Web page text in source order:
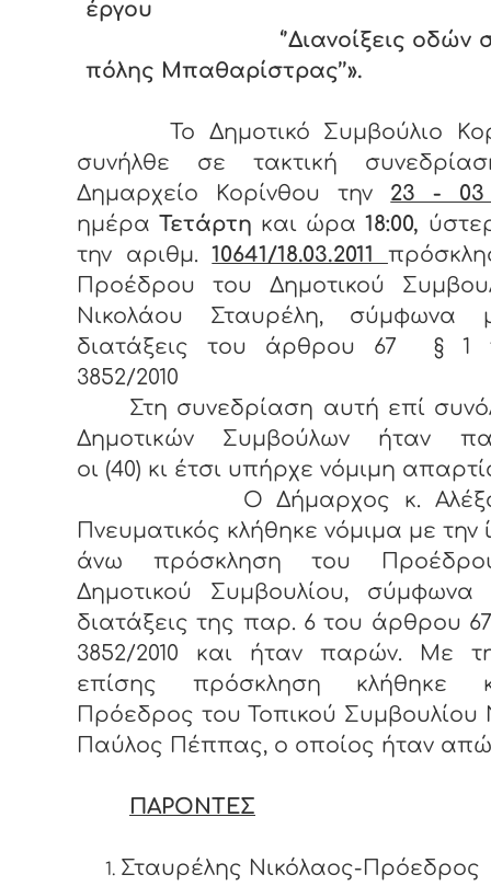
έργου
‘’Διανοίξεις οδών
πόλης Μπαθαρίστρας’’».
Το Δημοτικό Συμβούλιο
συνήλθε σε τακτική
Δημαρχείο Κορίνθου την 23 - 03
ημέραΤετάρτη και ώρα18:00,
την αριθμ.10641/18.03.2011
Προέδρου του Δημοτικού
Νικολάου Σταυρέλη, σύμφωνα
διατάξεις του άρθρου 67 § 1
3852/2010
Στη συνεδρίαση αυτή επί
Δημοτικών Συμβούλων ήταν
οι (40) κι έτσι υπήρχε νόμιμη
Ο Δήμαρχος κ.
Πνευματικός κλήθηκε νόμιμα με την
άνω πρόσκληση του
Δημοτικού Συμβουλίου, σύμφωνα
διατάξεις της παρ. 6 του άρθρου
3852/2010 και ήταν παρών. Με
επίσης πρόσκληση κλήθηκε
Πρόεδρος του Τοπικού Συμβουλίου
Παύλος Πέππας, ο οποίος ήταν
ΠΑΡΟΝΤΕΣ
Σταυρέλης Νικόλαος-Πρόεδρος